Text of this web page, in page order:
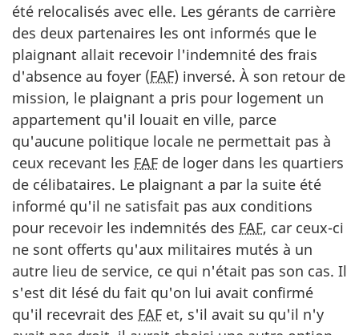
été relocalisés avec elle. Les gérants de carrière
des deux partenaires les ont informés que le
plaignant allait recevoir l'indemnité des frais
d'absence au foyer (FAF) inversé. À son retour de
mission, le plaignant a pris pour logement un
appartement qu'il louait en ville, parce
qu'aucune politique locale ne permettait pas à
ceux recevant les FAF de loger dans les quartiers
de célibataires. Le plaignant a par la suite été
informé qu'il ne satisfait pas aux conditions
pour recevoir les indemnités des FAF, car ceux-ci
ne sont offerts qu'aux militaires mutés à un
autre lieu de service, ce qui n'était pas son cas. Il
s'est dit lésé du fait qu'on lui avait confirmé
qu'il recevrait des FAF et, s'il avait su qu'il n'y